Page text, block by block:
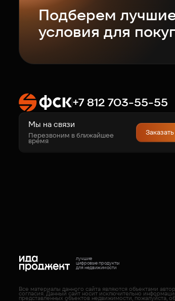
Подберем
условия для
+7 812 703-55-55
Мы на связи
Перезвоним в ближайшее
время
лучшие
цифровые продукты
для недвижимости
Все материалы данного сайта являются объектами
согласия. Данный сайт носит исключительно
представленных объектов недвижимости, пожалуйста,